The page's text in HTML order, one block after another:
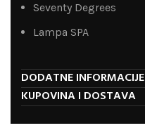
Seventy Degrees
Lampa SPA
DODATNE INFORMACIJE
KUPOVINA I DOSTAVA